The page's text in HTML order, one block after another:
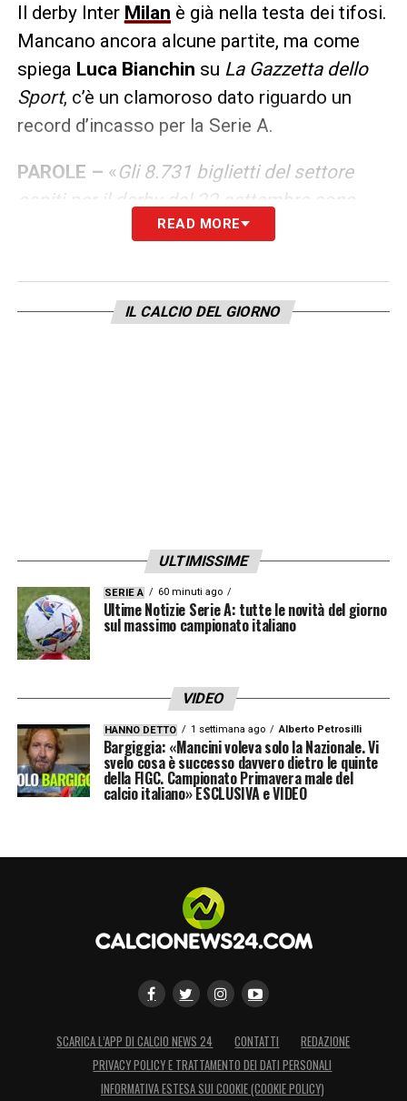
Il derby Inter Milan è già nella testa dei tifosi.
Mancano ancora alcune partite, ma come
spiega Luca Bianchin su La Gazzetta dello
Sport, c’è un clamoroso dato riguardo un
record d’incasso per la Serie A.
PAROLE – «Gli 8.731 biglietti del settore
ospiti per il derby del 22 settembre sono
esauriti: sold out in poche ore, dalle 12 alla
incasso, sarebbe il più alto di sempre in
Serie A».
READ MORE
IL CALCIO DEL GIORNO
ULTIMISSIME
SERIE A 60 minuti ago
Ultime Notizie Serie A: tutte le novità del giorno
sul massimo campionato italiano
VIDEO
HANNO DETTO 1 settimana ago Alberto Petrosilli
Bargiggia: «Mancini voleva solo la Nazionale. Vi
svelo cosa è successo davvero dietro le quinte
della FIGC. Campionato Primavera male del
calcio italiano» ESCLUSIVA e VIDEO
SCARICA L’APP DI CALCIO NEWS 24 CONTATTI
REDAZIONE
PRIVACY POLICY E TRATTAMENTO DEI DATI PERSONALI
INFORMATIVA ESTESA SUI COOKIE (COOKIE POLICY)